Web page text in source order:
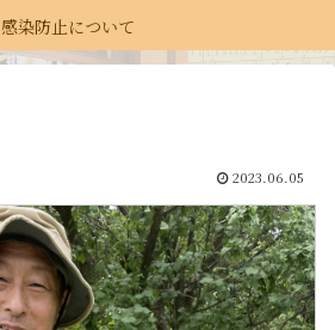
感染防止について
2023.06.05